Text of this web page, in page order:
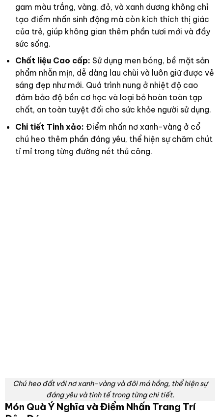
gam màu trắng, vàng, đỏ, và xanh dương không chỉ
tạo điểm nhấn sinh động mà còn kích thích thị giác
của trẻ, giúp không gian thêm phần tươi mới và đầy
sức sống.
Chất liệu Cao cấp: Sử dụng men bóng, bề mặt sản
phẩm nhẵn mịn, dễ dàng lau chùi và luôn giữ được vẻ
sáng đẹp như mới. Quá trình nung ở nhiệt độ cao
đảm bảo độ bền cơ học và loại bỏ hoàn toàn tạp
chất, an toàn tuyệt đối cho sức khỏe người sử dụng.
Chi tiết Tinh xảo: Điểm nhấn nơ xanh-vàng ở cổ
chú heo thêm phần đáng yêu, thể hiện sự chăm chút
tỉ mỉ trong từng đường nét thủ công.
Chú heo đất với nơ xanh-vàng và đôi má hồng, thể hiện sự
đáng yêu và tinh tế trong từng chi tiết.
Món Quà Ý Nghĩa và Điểm Nhấn Trang Trí